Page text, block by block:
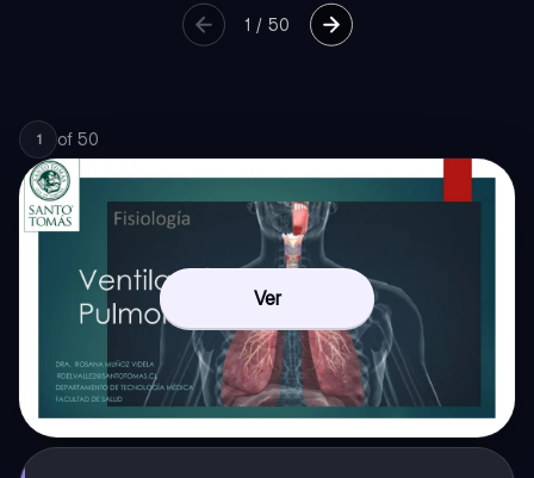
1 / 50
1 of 50
Ver